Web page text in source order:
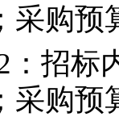
采购预
2：招
采购预